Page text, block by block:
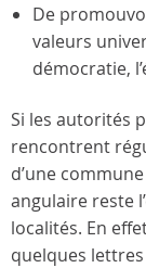
De
valeurs
démocratie,
Si les autorités
rencontrent
d’une
angulaire reste
localités. En
quelques